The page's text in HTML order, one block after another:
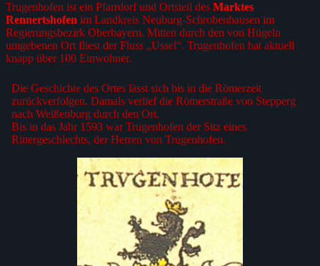
Trugenhofen ist ein Pfarrdorf und Ortsteil des Marktes
Rennertshofen im Landkreis Neuburg-Schrobenhausen im
Regierungsbezirk Oberbayern. Mitten durch den von Hügeln
umgebenen Ort fliest der Fluss „Ussel“. Trugenhofen hat aktuell
knapp über 100 Einwohner.
Die Geschichte des Ortes lässt sich bis in die Römerzeit
zurückverfolgen. Damals verlief die Römerstraße von Stepperg
nach Weißenburg durch den Ort.
Bis in das Jahr 1593 war Trugenhofen der Sitz eines
Rittergeschlechts, der Herren von Trugenhofen.